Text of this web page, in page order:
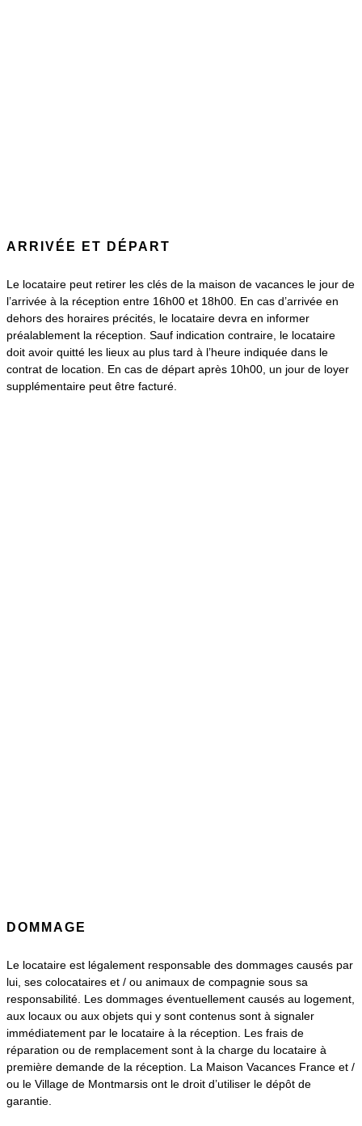
ARRIVÉE ET DÉPART
Le locataire peut retirer les clés de la maison de vacances le jour de
l’arrivée à la réception entre 16h00 et 18h00. En cas d’arrivée en
dehors des horaires précités, le locataire devra en informer
préalablement la réception. Sauf indication contraire, le locataire
doit avoir quitté les lieux au plus tard à l’heure indiquée dans le
contrat de location. En cas de départ après 10h00, un jour de loyer
supplémentaire peut être facturé.
DOMMAGE
Le locataire est légalement responsable des dommages causés par
lui, ses colocataires et / ou animaux de compagnie sous sa
responsabilité. Les dommages éventuellement causés au logement,
aux locaux ou aux objets qui y sont contenus sont à signaler
immédiatement par le locataire à la réception. Les frais de
réparation ou de remplacement sont à la charge du locataire à
première demande de la réception. La Maison Vacances France et /
ou le Village de Montmarsis ont le droit d’utiliser le dépôt de
garantie.